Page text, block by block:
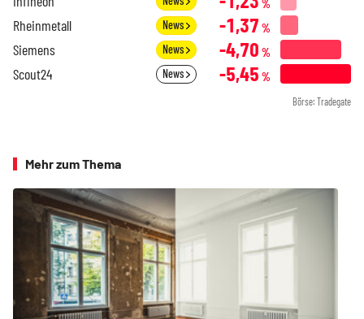
%
Rheinmetall News -1,37 %
Siemens News -4,70 %
Scout24 News -5,45 %
Börse: Tradegate
Mehr zum Thema